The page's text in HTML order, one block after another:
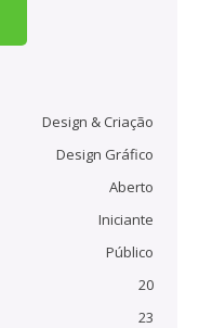
Design & Criação
Design Gráfico
Aberto
Iniciante
Público
20
23